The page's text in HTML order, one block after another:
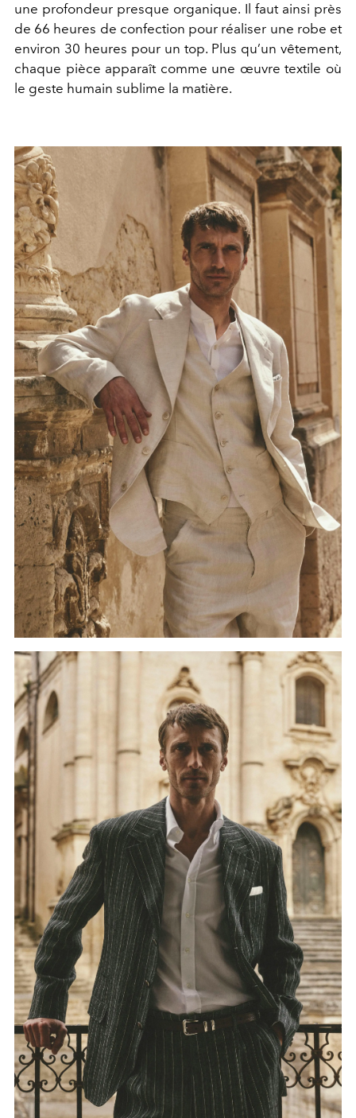
une profondeur presque organique. Il faut ainsi près
de 66 heures de confection pour réaliser une robe et
environ 30 heures pour un top. Plus qu’un vêtement,
chaque pièce apparaît comme une œuvre textile où
le geste humain sublime la matière.